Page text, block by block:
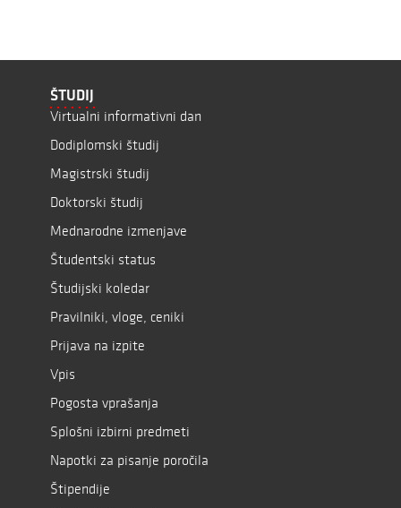
ŠTUDIJ
Virtualni informativni dan
Dodiplomski študij
Magistrski študij
Doktorski študij
Mednarodne izmenjave
Študentski status
Študijski koledar
Pravilniki, vloge, ceniki
Prijava na izpite
Vpis
Pogosta vprašanja
Splošni izbirni predmeti
Napotki za pisanje poročila
Štipendije